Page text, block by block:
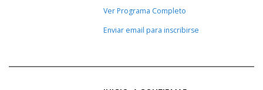
Ver Programa Completo
Enviar email para inscribirse